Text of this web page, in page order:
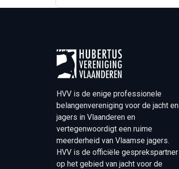
HVV is de enige professionele
belangenvereniging voor de jacht en
jagers in Vlaanderen en
vertegenwoordigt een ruime
meerderheid van Vlaamse jagers.
HVV is de officiële gesprekspartner
op het gebied van jacht voor de